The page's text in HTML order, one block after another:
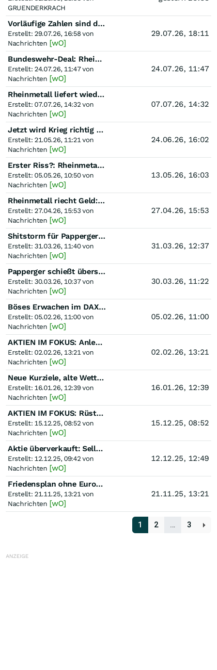
GRUENDERKRACH
Vorläufige Zahlen sind da!: Munitionsaufträge treiben Rheinmetall auf Rekordkurs
Erstellt: 29.07.26, 16:58 von
Nachrichten [wO]
29.07.26, 18:11
Bundeswehr-Deal: Rheinmetall vor Milliardenwelle: Dieser Auftrag ist erst der Anfang
Erstellt: 24.07.26, 11:47 von
Nachrichten [wO]
24.07.26, 11:47
Rheinmetall liefert wieder: Ukraine-Auftrag für Rheinmetall: Der Munitions-Boom geht weiter
Erstellt: 07.07.26, 14:32 von
Nachrichten [wO]
07.07.26, 14:32
Jetzt wird Krieg richtig teuer: Rheinmetall will 500 Millionen Euro von Anlegern
Erstellt: 21.05.26, 11:21 von
Nachrichten [wO]
24.06.26, 16:02
Erster Riss?: Rheinmetall verliert an Grip – ist das der Beginn eines größeren Problems?
Erstellt: 05.05.26, 10:50 von
Nachrichten [wO]
13.05.26, 16:03
Rheinmetall riecht Geld: 114 Milliarden aus Berlin: Deutschland rüstet so stark auf wie seit 1990 ni
Erstellt: 27.04.26, 15:53 von
Nachrichten [wO]
27.04.26, 15:53
Shitstorm für Papperger: "Jede ukrainische Hausfrau kann Rheinmetall-CEO werden" – Selensk
Erstellt: 31.03.26, 11:40 von
Nachrichten [wO]
31.03.26, 12:37
Papperger schießt übers Ziel: "Spielen mit Legosteinen"- Papperger grantelt erneut gegen u
Erstellt: 30.03.26, 10:37 von
Nachrichten [wO]
30.03.26, 11:22
Böses Erwachen im DAX: Rheinmetall kracht unter 1.600 Euro – Umsatzansage lässt Anleger erstarren
Erstellt: 05.02.26, 11:00 von
Nachrichten [wO]
05.02.26, 11:00
AKTIEN IM FOKUS: Anleger machen bei Rüstungswerten Kasse
Erstellt: 02.02.26, 13:21 von
Nachrichten [wO]
02.02.26, 13:21
Neue Kurziele, alte Wette: Rheinmetall bleibt der Elefant im Defense-Raum
Erstellt: 16.01.26, 12:39 von
Nachrichten [wO]
16.01.26, 12:39
AKTIEN IM FOKUS: Rüstungswerte vorbörslich schwach - USA bei Ukraine-Gesprächen
Erstellt: 15.12.25, 08:52 von
Nachrichten [wO]
15.12.25, 08:52
Aktie überverkauft: Selloff übertrieben – Ausgerechnet Bernstein ruft bei Rheinmetall zum Einstieg
Erstellt: 12.12.25, 09:42 von
Nachrichten [wO]
12.12.25, 12:49
Friedensplan ohne Europa: Rheinmetall, Hensoldt & Renk brechen ein – "attraktiver Einstiegszeit
Erstellt: 21.11.25, 13:21 von
Nachrichten [wO]
21.11.25, 13:21
1 2 … 3